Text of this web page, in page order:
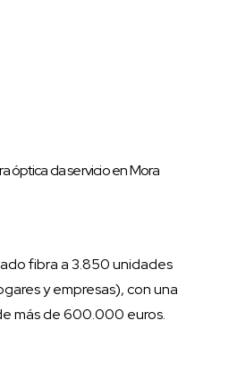
óptica da servicio en Mora
fibra a 3.850 unidades
y empresas), con una
más de 600.000 euros.